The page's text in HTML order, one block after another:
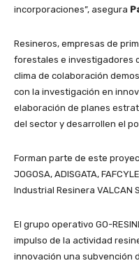
incorporaciones”, asegura
Resineros, empresas de
forestales e investigadores
clima de colaboración
con la investigación en
elaboración de planes
del sector y desarrollen el
Forman parte de este
JOGOSA, ADISGATA,
Industrial Resinera VALCAN
El grupo operativo GO-
impulso de la actividad
innovación una subvención